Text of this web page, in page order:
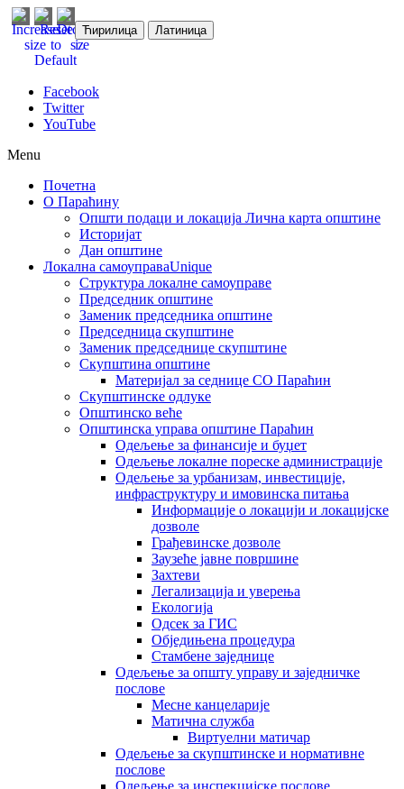
Ћирилица Латиница
Facebook
Twitter
YouTube
Menu
Почетна
О Параћину
Општи подаци и локација Лична карта општине
Историјат
Дан општине
Локална самоуправаUnique
Структура локалне самоуправе
Председник општине
Заменик председника општине
Председница скупштине
Заменик председнице скупштине
Скупштина општине
Материјал за седнице СО Параћин
Скупштинске одлуке
Општинско веће
Општинска управа општине Параћин
Одељење за финансије и буџет
Одељење локалне пореске администрације
Одељење за урбанизам, инвестиције,
инфраструктуру и имовинска питања
Информације о локацији и локацијске
дозволе
Грађевинске дозволе
Заузеће јавне површине
Захтеви
Легализација и уверења
Екологија
Одсек за ГИС
Обједињена процедура
Стамбене заједнице
Oдељење за општу управу и заједничке
послове
Месне канцеларије
Матична служба
Виртуелни матичар
Одељење за скупштинске и нормативне
послове
Одељење за инспекцијске послове